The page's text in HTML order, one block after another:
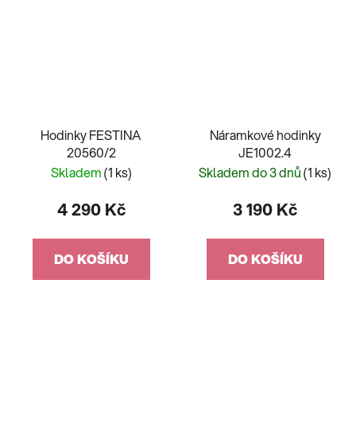
Hodinky FESTINA
20560/2
Skladem(1 ks)
4 290 Kč
DO KOŠÍKU
Náramkové hodinky
JE1002.4
Skladem do 3 dnů(1 ks)
3 190 Kč
DO KOŠÍKU